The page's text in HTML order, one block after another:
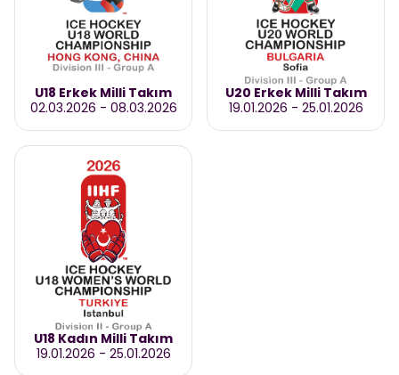
U18 Erkek Milli Takım
02.03.2026 - 08.03.2026
U20 Erkek Milli Takım
19.01.2026 - 25.01.2026
U18 Kadın Milli Takım
19.01.2026 - 25.01.2026